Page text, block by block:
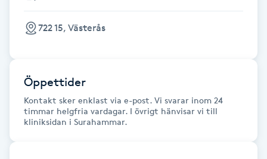
Fransar
Fransborttagning
Fransfärgning
722 15, Västerås
Öppettider
Kontakt sker enklast via e-post. Vi svarar inom 24
timmar helgfria vardagar. I övrigt hänvisar vi till
kliniksidan i Surahammar.